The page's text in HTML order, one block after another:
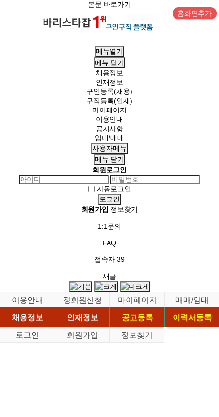
본문 바로가기
홈화면추가
메뉴열기
메뉴 닫기
채용정보
인재정보
구인등록(채용)
구직등록(인재)
마이페이지
이용안내
공지사항
임대/매매
사용자메뉴
메뉴 닫기
회원로그인
자동로그인
회원가입 정보찾기
1:1문의
FAQ
접속자 39
새글
이용안내 정회원신청 마이페이지
매매/임대
채용정보
인재정보 공고등록
이력서등록
로그인
회원가입 정보찾기